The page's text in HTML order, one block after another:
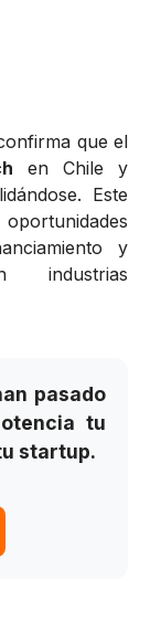
que el
en Chile y
Este
y
industrias
pasado
tu
startup.